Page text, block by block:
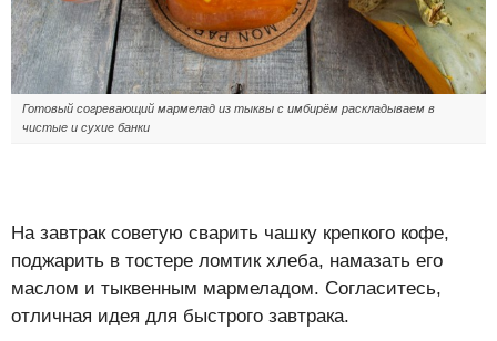
Готовый согревающий мармелад из тыквы с имбирём раскладываем в
чистые и сухие банки
На завтрак советую сварить чашку крепкого кофе,
поджарить в тостере ломтик хлеба, намазать его
маслом и тыквенным мармеладом. Согласитесь,
отличная идея для быстрого завтрака.